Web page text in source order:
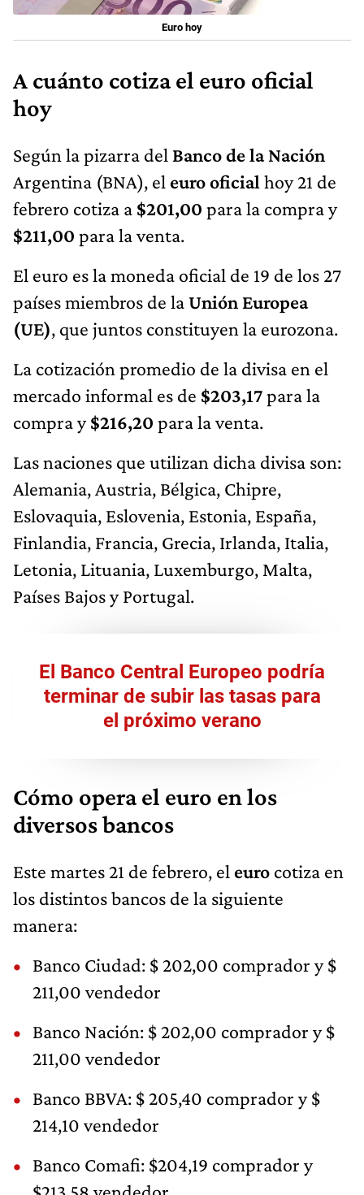
Euro hoy
A cuánto cotiza el euro oficial
hoy
Según la pizarra del Banco de la Nación
Argentina (BNA), el euro oficial hoy 21 de
febrero cotiza a $201,00 para la compra y
$211,00 para la venta.
El euro es la moneda oficial de 19 de los 27
países miembros de laUnión Europea
(UE), que juntos constituyen la eurozona.
La cotización promedio de la divisa en el
mercado informal es de $203,17para la
compra y$216,20 para la venta.
Las naciones que utilizan dicha divisa son:
Alemania, Austria, Bélgica, Chipre,
Eslovaquia, Eslovenia, Estonia, España,
Finlandia, Francia, Grecia, Irlanda, Italia,
Letonia, Lituania, Luxemburgo, Malta,
Países Bajos y Portugal.
El Banco Central Europeo podría
terminar de subir las tasas para
el próximo verano
Cómo opera el euro en los
diversos bancos
Este martes 21 de febrero, el euro cotiza en
los distintos bancos de la siguiente
manera:
Banco Ciudad: $ 202,00 comprador y $
211,00 vendedor
Banco Nación: $ 202,00 comprador y $
211,00 vendedor
Banco BBVA: $ 205,40 comprador y $
214,10 vendedor
Banco Comafi: $204,19 comprador y